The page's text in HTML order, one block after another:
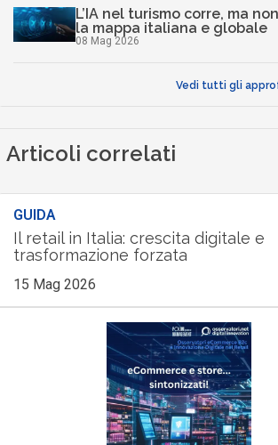
L’IA nel turismo corre, ma
la mappa italiana e globale
08 Mag 2026
Vedi tutti gli
Articoli correlati
GUIDA
Il retail in Italia: crescita digitale e
trasformazione forzata
15 Mag 2026